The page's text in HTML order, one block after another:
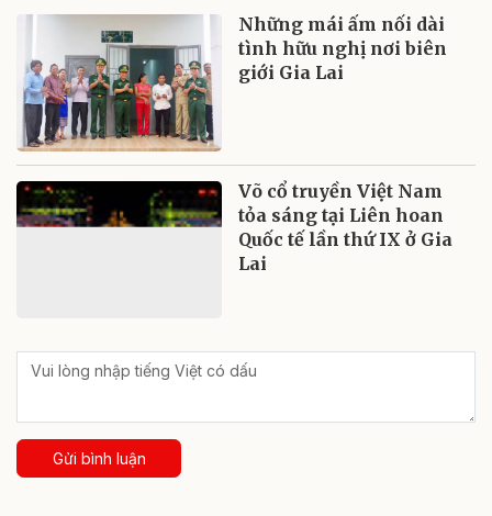
Những mái ấm nối dài
tình hữu nghị nơi biên
giới Gia Lai
Võ cổ truyền Việt Nam
tỏa sáng tại Liên hoan
Quốc tế lần thứ IX ở Gia
Lai
Gửi bình luận